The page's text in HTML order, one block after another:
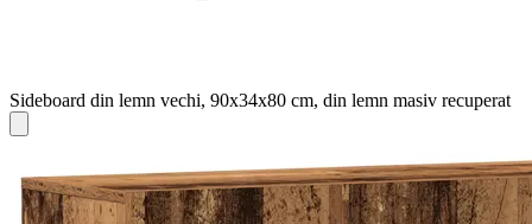
Sideboard din lemn vechi, 90x34x80 cm, din lemn masiv recuperat